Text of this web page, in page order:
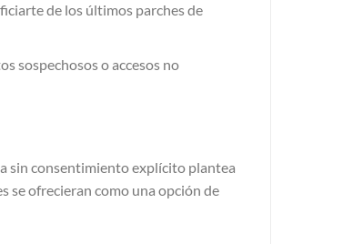
de los últimos parches de
sospechosos o accesos no
sin consentimiento explícito plantea
se ofrecieran como una opción de